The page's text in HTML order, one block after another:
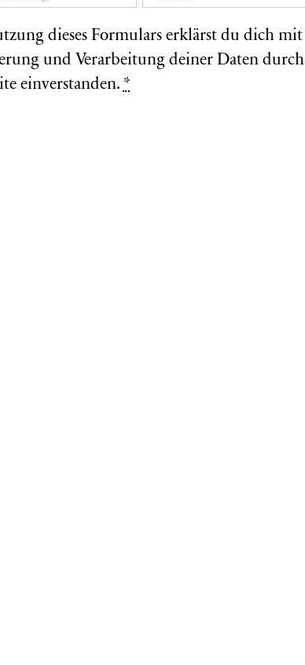
dieses Formulars erklärst du dich mit
und Verarbeitung deiner Daten durch
einverstanden. *